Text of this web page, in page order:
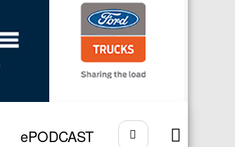
ePODCAST
Home